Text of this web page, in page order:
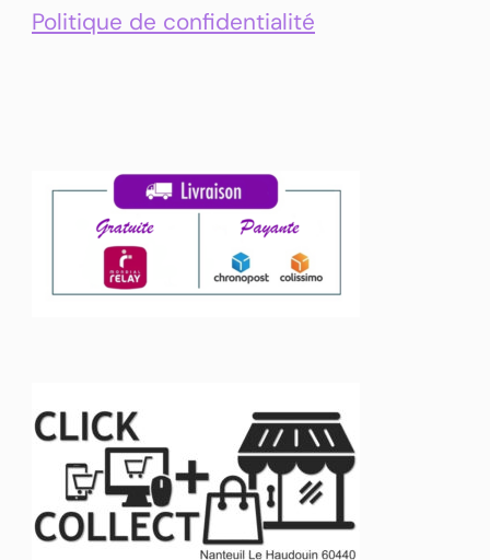
Politique de confidentialité